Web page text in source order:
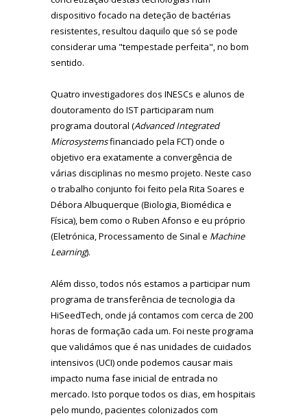
dispositivo focado na deteção de bactérias
resistentes, resultou daquilo que só se pode
considerar uma "tempestade perfeita", no bom
sentido.
Quatro investigadores dos INESCs e alunos de
doutoramento do IST participaram num
programa doutoral (Advanced Integrated
Microsystemsfinanciado pela FCT) onde o
objetivo era exatamente a convergência de
várias disciplinas no mesmo projeto. Neste caso
o trabalho conjunto foi feito pela Rita Soares e
Débora Albuquerque (Biologia, Biomédica e
Física), bem como o Ruben Afonso e eu próprio
(Eletrónica, Processamento de Sinal e Machine
Learning).
Além disso, todos nós estamos a participar num
programa de transferência de tecnologia da
HiSeedTech, onde já contamos com cerca de 200
horas de formação cada um. Foi neste programa
que validámos que é nas unidades de cuidados
intensivos (UCI) onde podemos causar mais
impacto numa fase inicial de entrada no
mercado. Isto porque todos os dias, em hospitais
pelo mundo, pacientes colonizados com